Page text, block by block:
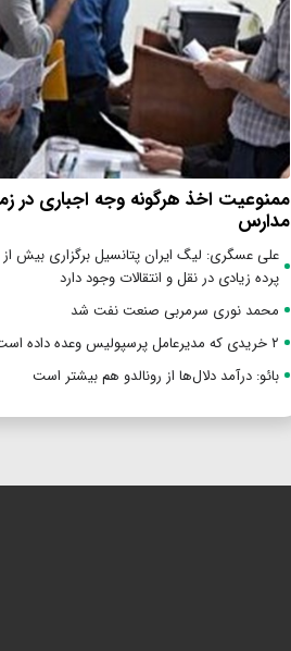
ممنوعیت اخذ هرگونه وجه اجباری در
مدارس
پرده زیادی در نقل و انتقالات وجود دارد
محمد نوری سرمربی صنعت نفت شد
۲ خریدی که مدیرعامل پرسپولیس وعده داده است
بائو: درآمد دلال‌ها از رونالدو هم بیشتر است